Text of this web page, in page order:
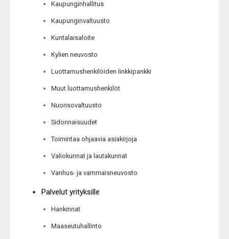
Kaupunginhallitus
Kaupunginvaltuusto
Kuntalaisaloite
Kylien neuvosto
Luottamushenkilöiden linkkipankki
Muut luottamushenkilöt
Nuorisovaltuusto
Sidonnaisuudet
Toimintaa ohjaavia asiakirjoja
Valiokunnat ja lautakunnat
Vanhus- ja vammaisneuvosto
Palvelut yrityksille
Hankinnat
Maaseutuhallinto